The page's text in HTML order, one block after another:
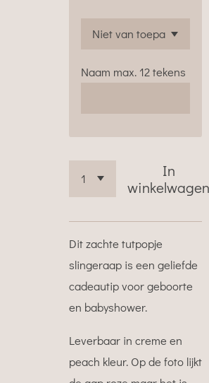
Naam max. 12 tekens
In
Dit zachte tutpopje
slingeraap is een geliefde
cadeautip voor geboorte
en babyshower.
Leverbaar in creme en
peach kleur. Op de foto lijkt